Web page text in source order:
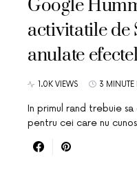
Google
activitatile de
anulate
1.0K VIEWS 3 MINUTE
In primul rand trebuie
pentru cei care nu